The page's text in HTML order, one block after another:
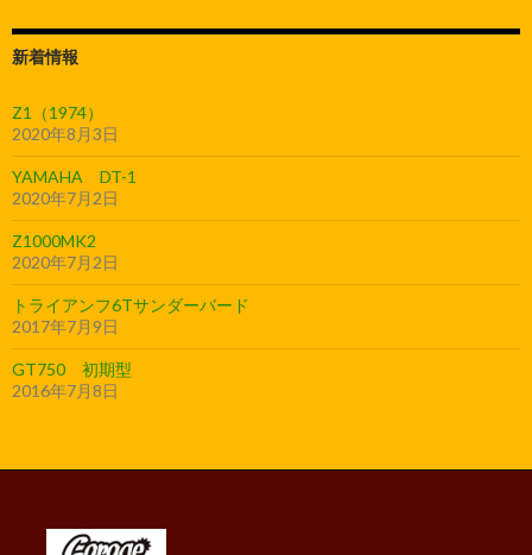
新着情報
Z1（1974）
2020年8月3日
YAMAHA DT-1
2020年7月2日
Z1000MK2
2020年7月2日
トライアンフ6Tサンダーバード
2017年7月9日
GT750 初期型
2016年7月8日